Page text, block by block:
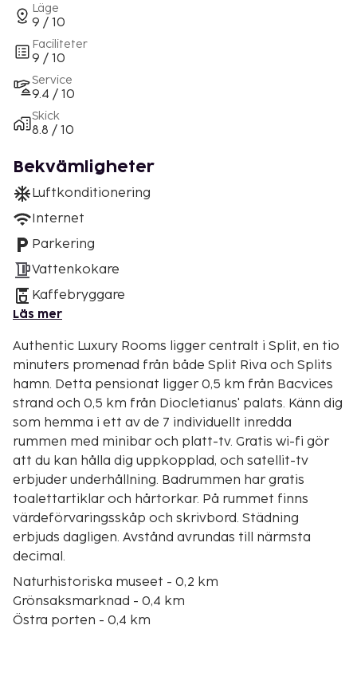
Läge
9 / 10
Faciliteter
9 / 10
Service
9.4 / 10
Skick
8.8 / 10
Bekvämligheter
Luftkonditionering
Internet
Parkering
Vattenkokare
Kaffebryggare
Läs mer
Authentic Luxury Rooms ligger centralt i Split, en tio
minuters promenad från både Split Riva och Splits
hamn. Detta pensionat ligger 0,5 km från Bacvices
strand och 0,5 km från Diocletianus' palats. Känn dig
som hemma i ett av de 7 individuellt inredda
rummen med minibar och platt-tv. Gratis wi-fi gör
att du kan hålla dig uppkopplad, och satellit-tv
erbjuder underhållning. Badrummen har gratis
toalettartiklar och hårtorkar. På rummet finns
värdeförvaringsskåp och skrivbord. Städning
erbjuds dagligen. Avstånd avrundas till närmsta
decimal.
Naturhistoriska museet - 0,2 km
Grönsaksmarknad - 0,4 km
Östra porten - 0,4 km